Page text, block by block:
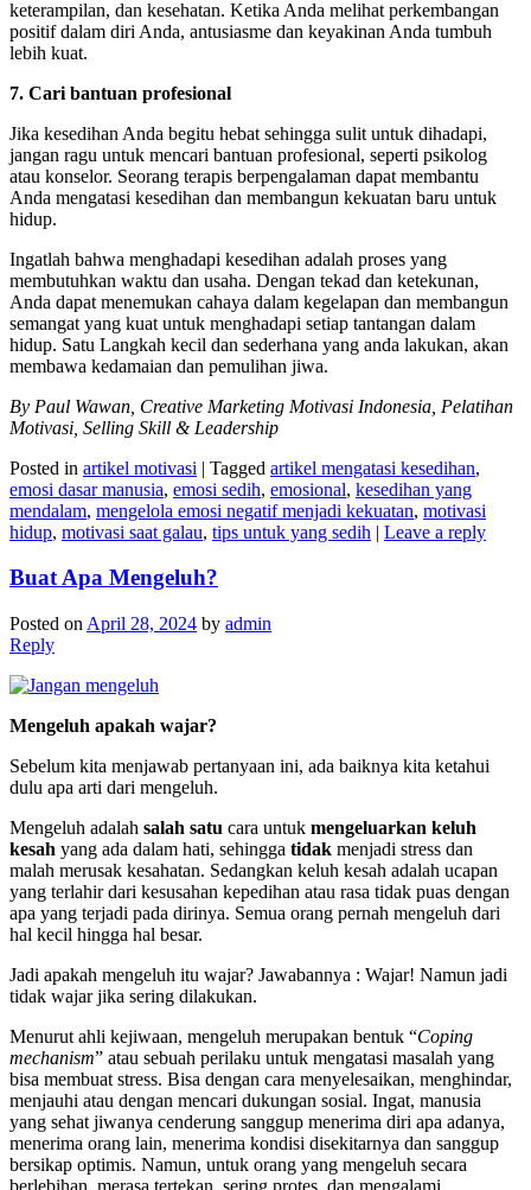
keterampilan, dan kesehatan. Ketika Anda melihat perkembangan
positif dalam diri Anda, antusiasme dan keyakinan Anda tumbuh
lebih kuat.
7. Cari bantuan profesional
Jika kesedihan Anda begitu hebat sehingga sulit untuk dihadapi,
jangan ragu untuk mencari bantuan profesional, seperti psikolog
atau konselor. Seorang terapis berpengalaman dapat membantu
Anda mengatasi kesedihan dan membangun kekuatan baru untuk
hidup.
Ingatlah bahwa menghadapi kesedihan adalah proses yang
membutuhkan waktu dan usaha. Dengan tekad dan ketekunan,
Anda dapat menemukan cahaya dalam kegelapan dan membangun
semangat yang kuat untuk menghadapi setiap tantangan dalam
hidup. Satu Langkah kecil dan sederhana yang anda lakukan, akan
membawa kedamaian dan pemulihan jiwa.
By Paul Wawan, Creative Marketing Motivasi Indonesia, Pelatihan
Motivasi, Selling Skill & Leadership
Posted in artikel motivasi | Tagged artikel mengatasi kesedihan,
emosi dasar manusia, emosi sedih, emosional, kesedihan yang
mendalam, mengelola emosi negatif menjadi kekuatan, motivasi
hidup, motivasi saat galau, tips untuk yang sedih | Leave a reply
Buat Apa Mengeluh?
Posted on April 28, 2024 by admin
Reply
Mengeluh apakah wajar?
Sebelum kita menjawab pertanyaan ini, ada baiknya kita ketahui
dulu apa arti dari mengeluh.
Mengeluh adalah salah satu cara untuk mengeluarkan keluh
kesah yang ada dalam hati, sehingga tidak menjadi stress dan
malah merusak kesahatan. Sedangkan keluh kesah adalah ucapan
yang terlahir dari kesusahan kepedihan atau rasa tidak puas dengan
apa yang terjadi pada dirinya. Semua orang pernah mengeluh dari
hal kecil hingga hal besar.
Jadi apakah mengeluh itu wajar? Jawabannya : Wajar! Namun jadi
tidak wajar jika sering dilakukan.
Menurut ahli kejiwaan, mengeluh merupakan bentuk “Coping
mechanism” atau sebuah perilaku untuk mengatasi masalah yang
bisa membuat stress. Bisa dengan cara menyelesaikan, menghindar,
menjauhi atau dengan mencari dukungan sosial. Ingat, manusia
yang sehat jiwanya cenderung sanggup menerima diri apa adanya,
menerima orang lain, menerima kondisi disekitarnya dan sanggup
bersikap optimis. Namun, untuk orang yang mengeluh secara
berlebihan, merasa tertekan, sering protes, dan mengalami